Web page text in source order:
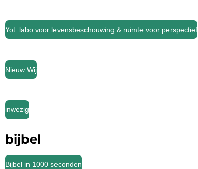
Yot. labo voor levensbeschouwing & ruimte voor perspectief
Nieuw Wij
inwezig
bijbel
Bijbel in 1000 seconden